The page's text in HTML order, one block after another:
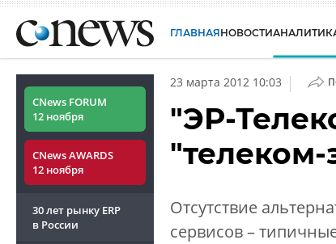
ГЛАВНАЯНОВОСТИ
CNews FORUM
12 ноября
CNews AWARDS
12 ноября
30 лет рынку ERP
в России
23 марта 2012 10:03 |
"ЭР-
Отсутствие
сервисов –